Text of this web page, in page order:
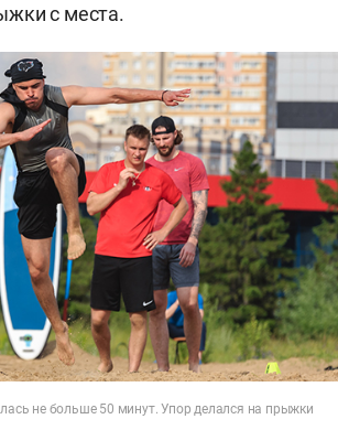
с места.
не больше 50 минут. Упор делался на прыжки